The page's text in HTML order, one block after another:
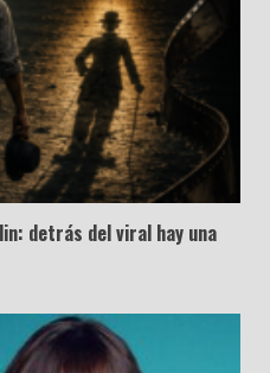
detrás del viral hay una